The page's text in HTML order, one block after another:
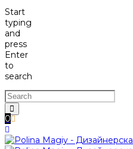
Start
typing
and
press
Enter
to
search
0